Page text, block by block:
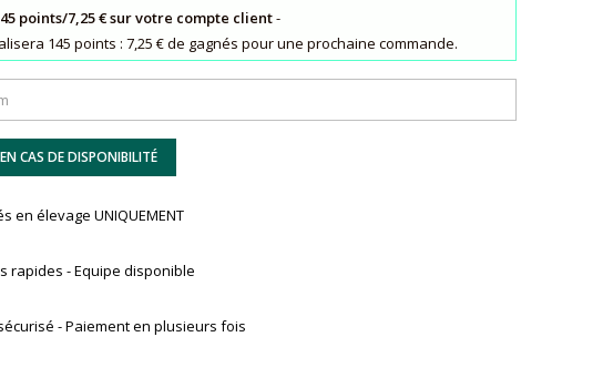
points/7,25 € sur votre compte client-
145 points : 7,25 € de gagnés pour une prochaine commande.
CAS DE DISPONIBILITÉ
en élevage UNIQUEMENT
rapides - Equipe disponible
- Paiement en plusieurs fois